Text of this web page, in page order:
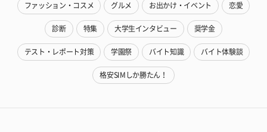
ファッション・コスメ グルメ お出かけ・イベント 恋愛
診断 特集 大学生インタビュー 奨学金
テスト・レポート対策 学園祭 バイト知識 バイト体験談
格安SIMしか勝たん！